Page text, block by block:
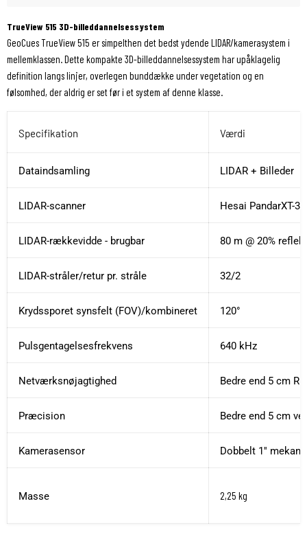
TrueView 515 3D-billeddannelsessystem
GeoCues TrueView 515 er simpelthen det bedst ydende LIDAR/kamerasystem i
mellemklassen. Dette kompakte 3D-billeddannelsessystem har upåklagelig
definition langs linjer, overlegen bunddække under vegetation og en
følsomhed, der aldrig er set før i et system af denne klasse.
Specifikation Værdi
Dataindsamling LIDAR + Billeder
LIDAR-scanner Hesai PandarXT-32
LIDAR-rækkevidde - brugbar 80 m @ 20%
LIDAR-stråler/retur pr. stråle 32/2
Krydssporet synsfelt (FOV)/kombineret 120°
Pulsgentagelsesfrekvens 640 kHz
Netværksnøjagtighed Bedre end 5 cm
Præcision Bedre end 5 cm
Kamerasensor Dobbelt 1''
Masse 2,25 kg